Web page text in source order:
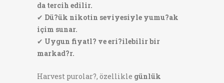
da tercih edilir.
✔ Dü?ük nikotin seviyesiyle yumu?ak
içim sunar.
✔ Uygun fiyatl? ve eri?ilebilir bir
markad?r.
Harvest purolar?, özellikle günlük